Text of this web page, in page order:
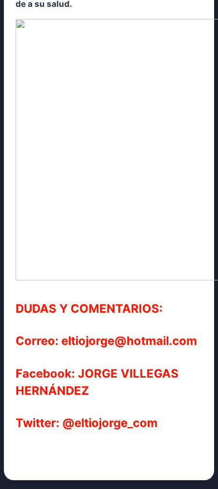
de a su salud.
DUDAS Y COMENTARIOS:
Correo: eltiojorge@hotmail.com
Facebook: JORGE VILLEGAS
HERNÁNDEZ
Twitter: @eltiojorge_com